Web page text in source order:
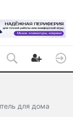
для дома